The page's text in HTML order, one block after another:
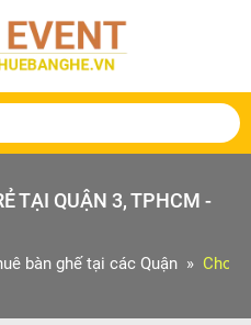
TẠI QUẬN 3, TPHCM -
bàn ghế tại các Quận Cho